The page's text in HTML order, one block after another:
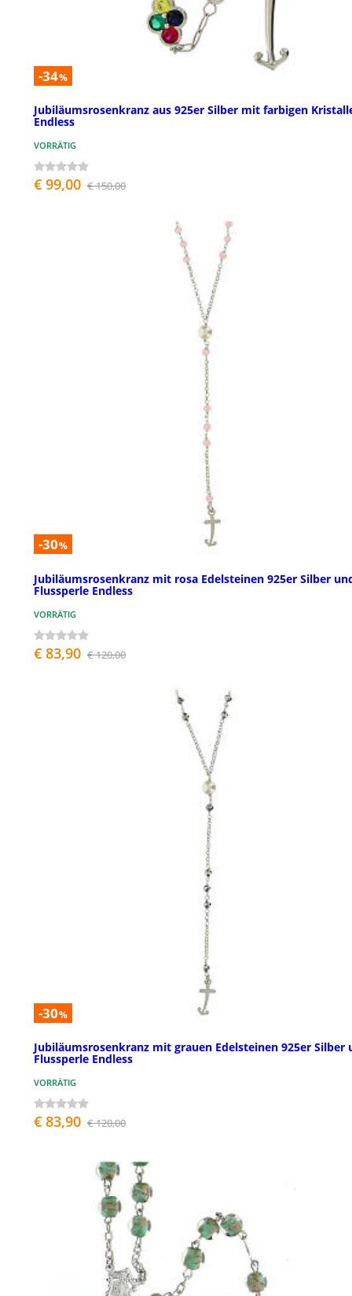
-34%
Jubiläumsrosenkranz aus 925er Silber mit farbigen
Endless
VORRÄTIG
€ 99,00 € 150,00
-30%
Jubiläumsrosenkranz mit rosa Edelsteinen 925er Silber
Flussperle Endless
VORRÄTIG
€ 83,90 € 120,00
-30%
Jubiläumsrosenkranz mit grauen Edelsteinen 925er Silber
Flussperle Endless
VORRÄTIG
€ 83,90 € 120,00